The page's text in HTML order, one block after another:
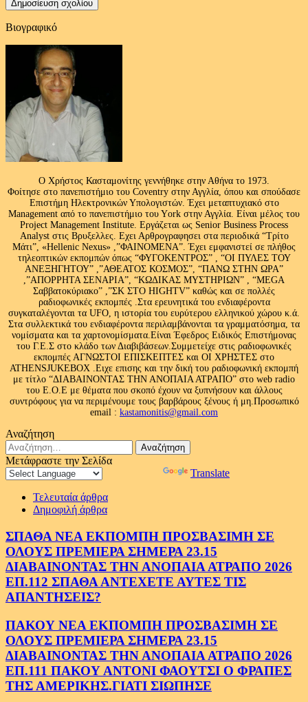
Βιογραφικό
Ο Χρήστος Κασταμονίτης γεννήθηκε στην Αθήνα το 1973.
Φοίτησε στο πανεπιστήμιο του Coventry στην Αγγλία, όπου και σπούδασε
Επιστήμη Ηλεκτρονικών Υπολογιστών. Έχει μεταπτυχιακό στο
Management από το πανεπιστήμιο του Υork στην Αγγλία. Είναι μέλος του
Project Management Institute. Εργάζεται ως Senior Business Process
Analyst στις Βρυξελλες. Εχει Αρθρογραφησει στα περιοδικά “Τρίτο
Μάτι”, «Hellenic Nexus» ,”ΦΑΙΝΟΜΕΝΑ”. Έχει εμφανιστεί σε πλήθος
τηλεοπτικών εκπομπών όπως “ΦΥΓΟΚΕΝΤΡΟΣ” , “ΟΙ ΠΥΛΕΣ ΤΟΥ
ΑΝΕΞΗΓΗΤΟΥ” ,”ΑΘΕΑΤΟΣ ΚΟΣΜΟΣ”, “ΠΑΝΩ ΣΤΗΝ ΩΡΑ”
,”ΑΠΟΡΡΗΤΑ ΣΕΝΑΡΙΑ”, “ΚΩΔΙΚΑΣ ΜΥΣΤΗΡΙΩΝ” , “MEGA
Σαββατοκύριακο” ,”ΣΚ ΣΤΟ HIGHTV” καθώς και σε πολλές
ραδιοφωνικές εκπομπές .Στα ερευνητικά του ενδιαφέροντα
συγκαταλέγονται τα UFO, η ιστορία του ευρύτερου ελληνικού χώρου κ.ά.
Στα συλλεκτικά του ενδιαφέροντα περιλαμβάνονται τα γραμματόσημα, τα
νομίσματα και τα χαρτονομίσματα.Είναι Έφεδρος Ειδικός Επιστήμονας
του Γ.Ε.Σ στο κλάδο των Διαβιβάσεων.Συμμετείχε στις ραδιοφωνικές
εκπομπές ΑΓΝΩΣΤΟΙ ΕΠΙΣΚΕΠΤΕΣ και ΟΙ ΧΡΗΣΤΕΣ στο
ATHENSJUKEBOX .Ειχε επισης και την δική του ραδιοφωνική εκπομπή
με τίτλο “ΔΙΑΒΑΙΝΟΝΤΑΣ ΤΗΝ ΑΝΟΠΑΙΑ ΑΤΡΑΠΟ” στο web radio
του Ε.Ο.Ε με θέματα που σκοπό έχουν να ξυπνήσουν και άλλους
συντρόφους για να περιμένουμε τους βαρβάρους ξένους ή μη.Προσωπικό
email : kastamonitis@gmail.com
Αναζήτηση
Αναζήτηση
για:
Μετάφραστε την Σελίδα
Translate
Τελευταία άρθρα
Δημοφιλή άρθρα
ΣΠΑΘΑ ΝΕΑ ΕΚΠΟΜΠΗ ΠΡΟΣΒΑΣΙΜΗ ΣΕ
ΟΛΟΥΣ ΠΡΕΜΙΕΡΑ ΣΗΜΕΡΑ 23.15
ΔΙΑΒΑΙΝΟΝΤΑΣ ΤΗΝ ΑΝΟΠΑΙΑ ΑΤΡΑΠΟ 2026
ΕΠ.112 ΣΠΑΘΑ ΑΝΤΕΧΕΤΕ ΑΥΤΕΣ ΤΙΣ
ΑΠΑΝΤΗΣΕΙΣ?
ΠΑΚΟΥ ΝΕΑ ΕΚΠΟΜΠΗ ΠΡΟΣΒΑΣΙΜΗ ΣΕ
ΟΛΟΥΣ ΠΡΕΜΙΕΡΑ ΣΗΜΕΡΑ 23.15
ΔΙΑΒΑΙΝΟΝΤΑΣ ΤΗΝ ΑΝΟΠΑΙΑ ΑΤΡΑΠΟ 2026
ΕΠ.111 ΠΑΚΟΥ ΑΝΤΟΝΙ ΦΑΟΥΤΣΙ Ο ΦΡΑΠΕΣ
ΤΗΣ ΑΜΕΡΙΚΗΣ.ΓΙΑΤΙ ΣΙΩΠΗΣΕ